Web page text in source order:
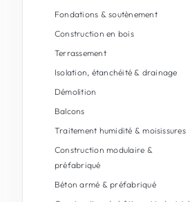
Fondations & soutènement
Construction en bois
Terrassement
Isolation, étanchéité & drainage
Démolition
Balcons
Traitement humidité & moisissures
Construction modulaire &
préfabriqué
Béton armé & préfabriqué